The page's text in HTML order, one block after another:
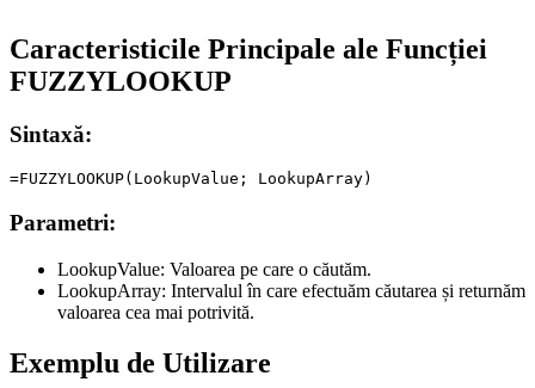
Caracteristicile Principale ale Funcției
FUZZYLOOKUP
Sintaxă:
Parametri:
LookupValue: Valoarea pe care o căutăm.
LookupArray: Intervalul în care efectuăm căutarea și returnăm
valoarea cea mai potrivită.
Exemplu de Utilizare